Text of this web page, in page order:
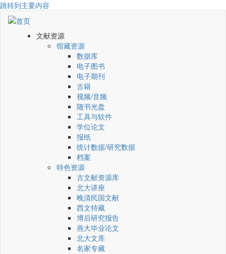
跳转到主要内容
文献资源
馆藏资源
数据库
电子图书
电子期刊
古籍
视频/音频
随书光盘
工具与软件
学位论文
报纸
统计数据/研究数据
档案
特色资源
古文献资源库
北大讲座
晚清民国文献
西文特藏
博后研究报告
燕大毕业论文
北大文库
名家专藏